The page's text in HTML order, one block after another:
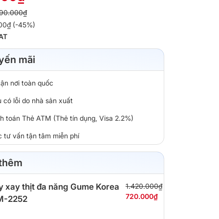
(-45%)
mãi
nơi toàn quốc
có lỗi do nhà sản xuất
toán Thẻ ATM (Thẻ tín dụng, Visa 2.2%)
tư vấn tận tâm miễn phí
xay thịt đa năng Gume Korea
2252
1.420.000₫
720.000₫